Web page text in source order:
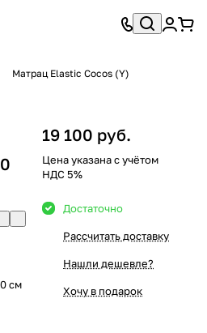
Матрац Elastic Cocos (Y)
см
19 100 руб.
Цена указана с учётом
НДС 5%
Достаточно
Рассчитать доставку
Нашли дешевле?
Хочу в подарок